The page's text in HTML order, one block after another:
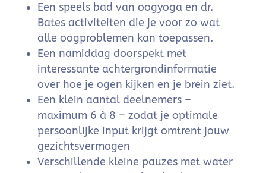
Een speels bad van oogyoga en dr.
Bates activiteiten die je voor zo wat
alle oogproblemen kan toepassen.
Een namiddag doorspekt met
interessante achtergrondinformatie
over hoe je ogen kijken en je brein ziet.
Een klein aantal deelnemers –
maximum 6 à 8 – zodat je optimale
persoonlijke input krijgt omtrent jouw
gezichtsvermogen
Verschillende kleine pauzes met water